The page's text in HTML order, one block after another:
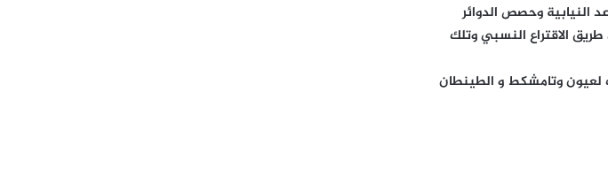
النيابية وحصص الدوائر
الاقتراع النسبي وتلك
وتامشكط و الطينطان